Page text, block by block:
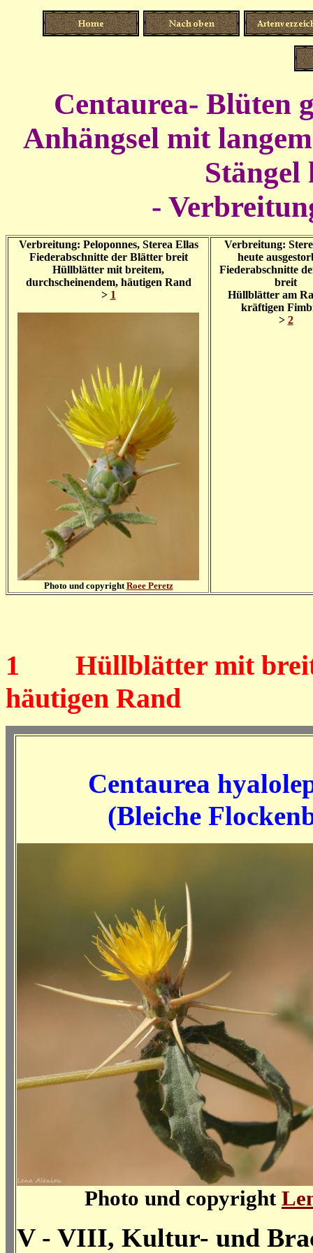
Centaurea- Blüten
Anhängsel mit
Stängel
-
Verbreitung: Peloponnes, Sterea Ellas
Fiederabschnitte der Blätter breit
Hüllblätter mit breitem,
durchscheinendem, häutigen Rand
> 1
Photo und copyrightRoee Peretz
Verbreitung:
heute
Fiederabschnitte
breit
Hüllblätter am
kräftigen
> 2
1 Hüllblätter mit
häutigen Rand
Centaurea
(Bleiche
Photo und copyright
V - VIII, Kultur- und